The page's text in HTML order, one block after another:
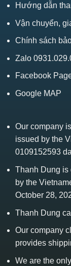
Hướng dẫn
Vận chuyển,
Chính sách
Zalo
Facebook
Google MAP
Our company
issued by the
0109152593
Thanh Dung is
by the
October 28,
Thanh Dung
Our company
provides
We are the